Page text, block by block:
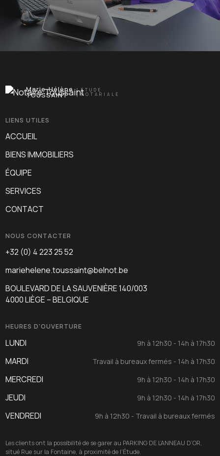
Marie-Hélène
TOUSSAINT
ÉTUDE
NOTARIALE
LIENS UTILES
ACCUEIL
BIENS IMMOBILIERS
ÉQUIPE
SERVICES
CONTACT
NOUS CONTACTER
+32 (0) 4 223 25 52
mariehelene.toussaint@belnot.be
BOULEVARD DE LA SAUVENIÈRE 140/003
4000 LIÈGE – BELGIQUE
HEURES D'OUVERTURE
LUNDI 9h à 12h30 - 14h à 17h30
MARDI Travail à bureaux fermés - 14h à 17h30
MERCREDI 9h à 12h30 - 14h à 17h30
JEUDI 9h à 12h30 - 14h à 17h30
VENDREDI 9h à 12h30 - Travail à bureaux fermés
Les clients ont la possibilité de se garer au PARKING DE L’ANNEAU D’OR,
situé Rue sur la Fontaine, à proximité de l’Étude.